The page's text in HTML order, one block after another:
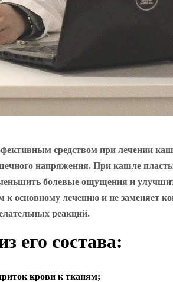
средством при лечении
напряжения. При кашле
болевые ощущения и
основному лечению и не заменяет
реакций.
его состава:
крови к тканям;